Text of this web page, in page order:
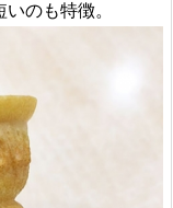
のも特徴。